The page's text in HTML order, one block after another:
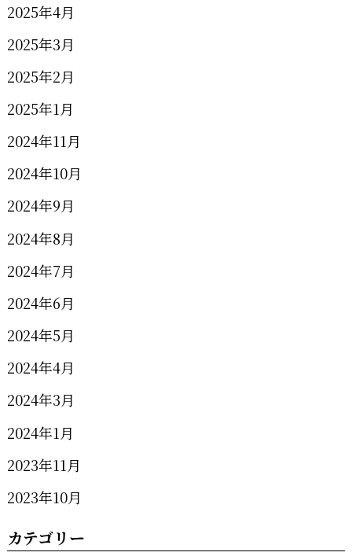
2025年4月
2025年3月
2025年2月
2025年1月
2024年11月
2024年10月
2024年9月
2024年8月
2024年7月
2024年6月
2024年5月
2024年4月
2024年3月
2024年1月
2023年11月
2023年10月
カテゴリー